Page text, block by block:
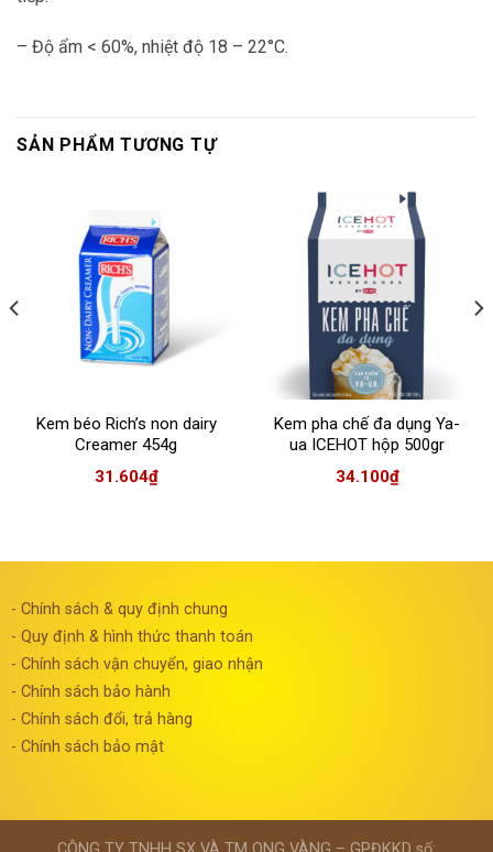
– Độ ẩm < 60%, nhiệt độ 18 – 22°C.
SẢN PHẨM TƯƠNG TỰ
Kem béo Rich’s non dairy
Creamer 454g
31.604₫
Kem pha chế đa dụng Ya-
ua ICEHOT hộp 500gr
34.100₫
- Chính sách & quy định chung
- Quy định & hình thức thanh toán
- Chính sách vận chuyển, giao nhận
- Chính sách bảo hành
- Chính sách đổi, trả hàng
- Chính sách bảo mật